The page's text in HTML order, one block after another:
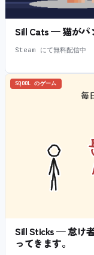
Sill Cats — 猫がパ
Steam にて無料配信中
SQOOL のゲーム
Sill Sticks — 怠け
ってきます。